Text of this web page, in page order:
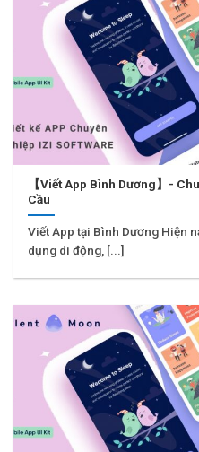
【Viết App Bình Dương】-
Cầu
Viết App tại Bình Dương Hiện
dụng di động, [...]